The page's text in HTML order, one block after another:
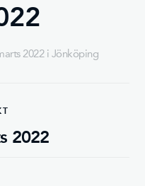
2022 i Jönköping
2022